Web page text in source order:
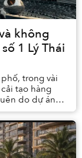
không
1 Lý Thái
trong vài
tạo hàng
do dự án